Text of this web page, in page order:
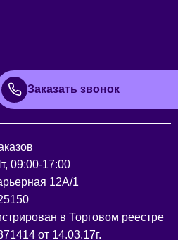
Заказать звонок
09:00-17:00
12А/1
в Торговом реестре
от 14.03.17г.